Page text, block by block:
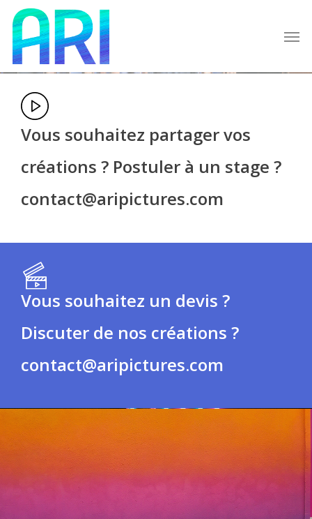
main
content
Vous souhaitez partager vos
créations ? Postuler à un stage ?
contact@aripictures.com
Vous souhaitez un devis ?
Discuter de nos créations ?
contact@aripictures.com